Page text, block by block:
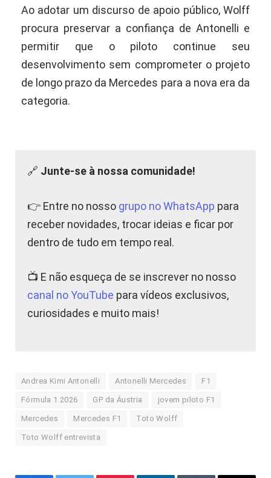
Ao adotar um discurso de apoio público, Wolff
procura preservar a confiança de Antonelli e
permitir que o piloto continue seu
desenvolvimento sem comprometer o projeto
de longo prazo da Mercedes para a nova era da
categoria.
🔗 Junte-se à nossa comunidade!
👉 Entre no nosso grupo no WhatsApp para
receber novidades, trocar ideias e ficar por
dentro de tudo em tempo real.
📺 E não esqueça de se inscrever no nosso
canal no YouTube para vídeos exclusivos,
curiosidades e muito mais!
Andrea Kimi Antonelli Antonelli Mercedes F1
Fórmula 1 2026 GP da Áustria jovem piloto F1
Mercedes Mercedes F1 Toto Wolff
Toto Wolff entrevista